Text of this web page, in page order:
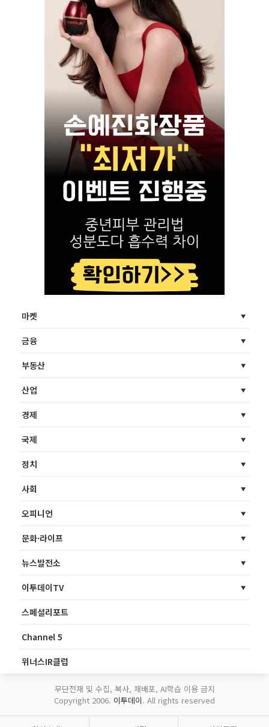
마켓
금융
부동산
산업
경제
국제
정치
사회
오피니언
문화·라이프
뉴스발전소
이투데이TV
스페셜리포트
Channel 5
위너스IR클럽
무단전재 및 수집, 복사, 재배포, AI학습 이용 금지
Copyright 2006. 이투데이. All rights reserved